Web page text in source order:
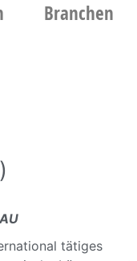
Branchen
tätiges